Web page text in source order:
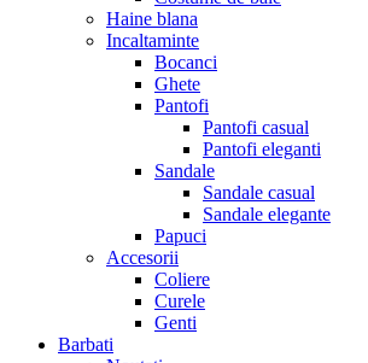
Haine blana
Incaltaminte
Bocanci
Ghete
Pantofi
Pantofi casual
Pantofi eleganti
Sandale
Sandale casual
Sandale elegante
Papuci
Accesorii
Coliere
Curele
Genti
Barbati